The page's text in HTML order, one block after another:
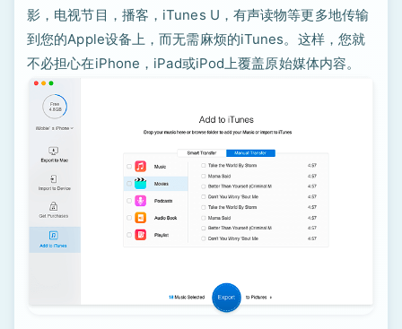
影，电视节目，播客，iTunes U，有声读物等更多地传输
到您的Apple设备上，而无需麻烦的iTunes。这样，您就
不必担心在iPhone，iPad或iPod上覆盖原始媒体内容。